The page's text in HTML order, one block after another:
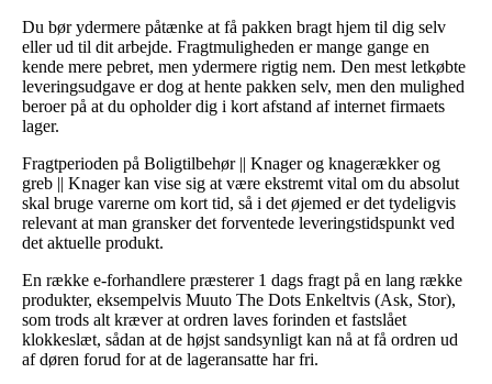
Du bør ydermere påtænke at få pakken bragt hjem til dig selv
eller ud til dit arbejde. Fragtmuligheden er mange gange en
kende mere pebret, men ydermere rigtig nem. Den mest letkøbte
leveringsudgave er dog at hente pakken selv, men den mulighed
beroer på at du opholder dig i kort afstand af internet firmaets
lager.
Fragtperioden på Boligtilbehør || Knager og knagerækker og
greb || Knager kan vise sig at være ekstremt vital om du absolut
skal bruge varerne om kort tid, så i det øjemed er det tydeligvis
relevant at man gransker det forventede leveringstidspunkt ved
det aktuelle produkt.
En række e-forhandlere præsterer 1 dags fragt på en lang række
produkter, eksempelvis Muuto The Dots Enkeltvis (Ask, Stor),
som trods alt kræver at ordren laves forinden et fastslået
klokkeslæt, sådan at de højst sandsynligt kan nå at få ordren ud
af døren forud for at de lageransatte har fri.